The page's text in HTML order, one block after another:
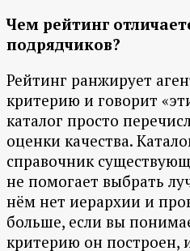
Чем рейтинг
подрядчиков?
Рейтинг ранжирует
критерию и говорит
каталог просто
оценки качества.
справочник
не помогает выбрать
нём нет иерархии и
больше, если вы
критерию он построен,